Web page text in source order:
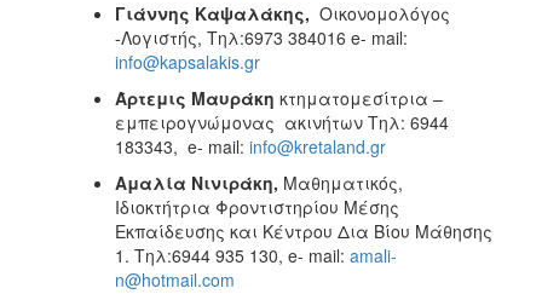
Γιάννης Καψαλάκης, Οικονομολόγος
-Λογιστής, Τηλ:6973 384016 e- mail:
info@kapsalakis.gr
Άρτεμις Μαυράκη κτηματομεσίτρια –
εμπειρογνώμονας ακινήτων Τηλ: 6944
183343, e- mail: info@kretaland.gr
Αμαλία Νινιράκη, Μαθηματικός,
Ιδιοκτήτρια Φροντιστηρίου Μέσης
Εκπαίδευσης και Κέντρου Δια Βίου Μάθησης
1. Τηλ:6944 935 130, e- mail: amali-
n@hotmail.com